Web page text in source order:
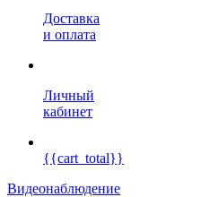
Доставка
и оплата
Личный
кабинет
{{cart_total}}
Видеонаблюдение